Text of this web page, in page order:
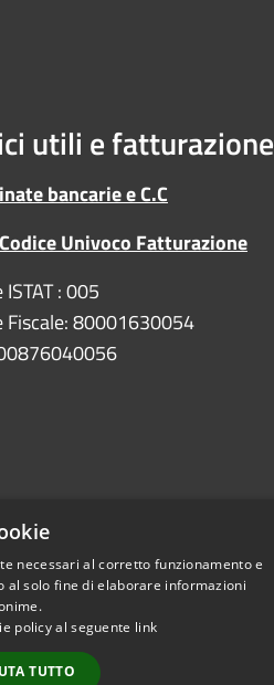
utili e fatturazione
bancarie e C.C
Univoco Fatturazione
ISTAT : 005
Fiscale: 80001630054
necessari al corretto funzionamento e
al solo fine di elaborare informazioni
policy al seguente link
TUTTO